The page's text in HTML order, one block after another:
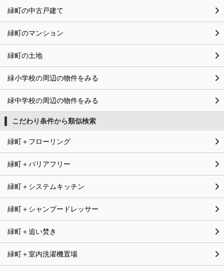
緑町の中古戸建て
緑町のマンション
緑町の土地
緑小学校の周辺の物件をみる
緑中学校の周辺の物件をみる
こだわり条件から類似検索
緑町＋フローリング
緑町＋バリアフリー
緑町＋システムキッチン
緑町＋シャンプードレッサー
緑町＋追い焚き
緑町＋室内洗濯機置場